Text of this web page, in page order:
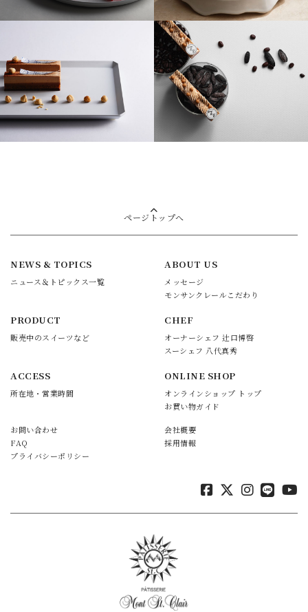
ページトップへ
NEWS & TOPICS
ニュース＆トピックス一覧
ABOUT US
メッセージ
モンサンクレールこだわり
PRODUCT
販売中のスイーツなど
CHEF
オーナーシェフ 辻口博啓
スーシェフ 八代真秀
ACCESS
所在地・営業時間
ONLINE SHOP
オンラインショップ トップ
お買い物ガイド
お問い合わせ
FAQ
プライバシーポリシー
会社概要
採用情報